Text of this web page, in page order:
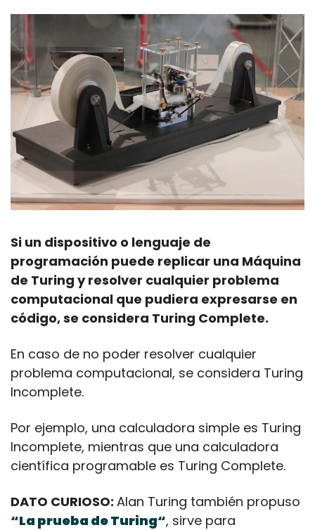
Si un dispositivo o lenguaje de
programación puede replicar una Máquina
de Turing y resolver cualquier problema
computacional que pudiera expresarse en
código, se considera Turing Complete.
En caso de no poder resolver cualquier
problema computacional, se considera Turing
Incomplete.
Por ejemplo, una calculadora simple es Turing
Incomplete, mientras que una calculadora
científica programable es Turing Complete.
DATO CURIOSO:
“La prueba de Turing“, sirve para